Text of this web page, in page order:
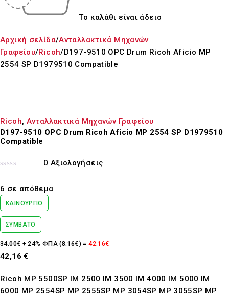
Το καλάθι είναι άδειο
Αρχική σελίδα/Ανταλλακτικά Μηχανών
Γραφείου/Ricoh/D197-9510 OPC Drum Ricoh Aficio MP
2554 SP D1979510 Compatible
Ricoh, Ανταλλακτικά Μηχανών Γραφείου
D197-9510 OPC Drum Ricoh Aficio MP 2554 SP D1979510
Compatible
0
από
0 Αξιολογήσεις
6 σε απόθεμα
ΚΑΙΝΟΎΡΓΙΟ
ΣΥΜΒΑΤΌ
34.00€ + 24% ΦΠΑ (8.16€) =42.16€
42,16€
Ricoh MP 5500SP IM 2500 IM 3500 IM 4000 IM 5000 IM
6000 MP 2554SP MP 2555SP MP 3054SP MP 3055SP MP